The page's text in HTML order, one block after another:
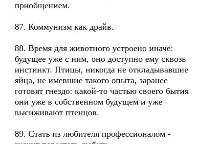
приобщением.
87. Коммунизм как драйв.
88. Время для животного устроено иначе:
будущее уже с ним, оно доступно ему сквозь
инстинкт. Птицы, никогда не откладывавшие
яйца, не имевшие такого опыта, заранее
готовят гнездо: какой-то частью своего бытия
они уже в собственном будущем и уже
высиживают птенцов.
89. Стать из любителя профессионалом -